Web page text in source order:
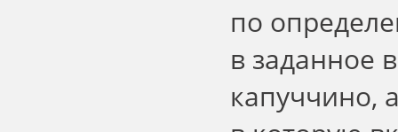
по
в заданное
капуччино,